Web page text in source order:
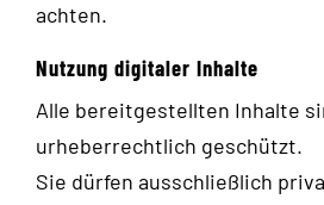
achten.
Nutzung digitaler Inhalte
Alle bereitgestellten Inhalte
urheberrechtlich geschützt.
Sie dürfen ausschließlich